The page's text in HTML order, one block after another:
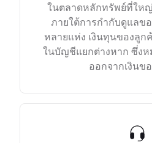
ในตลาดหลักทรัพย์ที่ให
ภายใต้การกำกับดูแลข
หลายแห่ง เงินทุนของลูก
ในบัญชีแยกต่างหาก ซึ่งห
ออกจากเงินข